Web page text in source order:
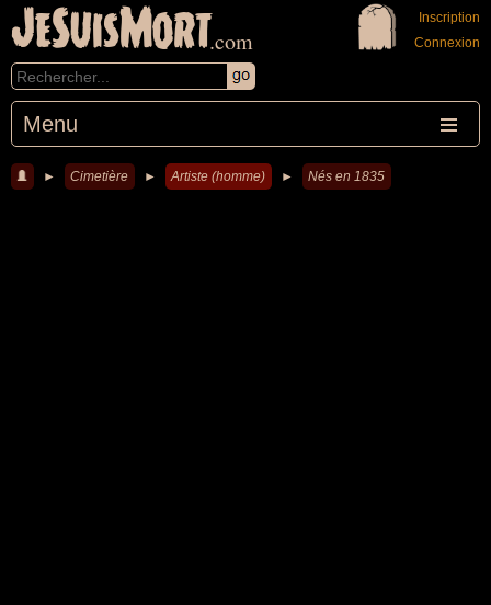
JeSuisMort.com
Menu
Inscription
Connexion
► Cimetière ► Artiste (homme) ► Nés en 1835